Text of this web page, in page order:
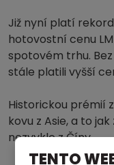
Již nyní platí
hotovostní cenu
spotovém trhu.
stále platili vyšší
Historickou prémií
kovu z Asie, a to
nezvykle z Číny.
TENTO